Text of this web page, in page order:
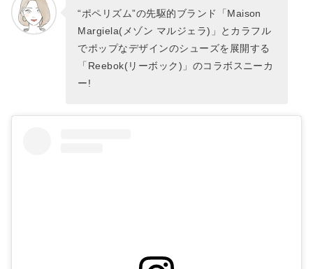
“ポペリズム”の先駆的ブランド「Maison
Margiela(メゾン マルジェラ)」とカラフル
でポップなデザインのシューズを展開する
「Reebok(リーボック)」のコラボスニーカ
ー!